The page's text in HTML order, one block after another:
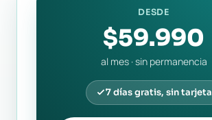
DESDE
$59.990
al mes · sin permanencia
7 días gratis, sin tarjeta